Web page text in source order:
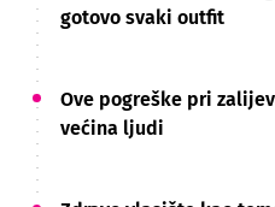
gotovo svaki outfit
Ove pogreške pri
većina ljudi